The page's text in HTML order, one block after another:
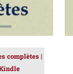
complètes |